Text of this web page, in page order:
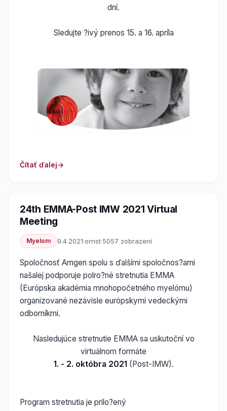
dní.
Sledujte ?ivý prenos 15. a 16. apríla
Čítať ďalej
24th EMMA-Post IMW 2021 Virtual
Meeting
Myelom 9.4.2021·ornst·5057 zobrazení
Spoločnosť Amgen spolu s ďalšími spoločnos?ami
našalej podporuje polro?né stretnutia EMMA
(Európska akadémia mnohopočetného myelómu)
organizované nezávisle európskymi vedeckými
odborníkmi.
Nasledujúce stretnutie EMMA sa uskutoční vo
virtuálnom formáte
1. - 2. októbra 2021 (Post-IMW).
Program stretnutia je prilo?ený